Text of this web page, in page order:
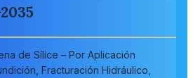
de Sílice – Por Aplicación
Fracturación Hidráulico,